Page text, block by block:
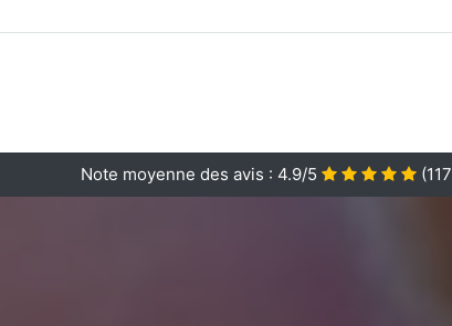
Note moyenne des avis : 4.9/5 (117